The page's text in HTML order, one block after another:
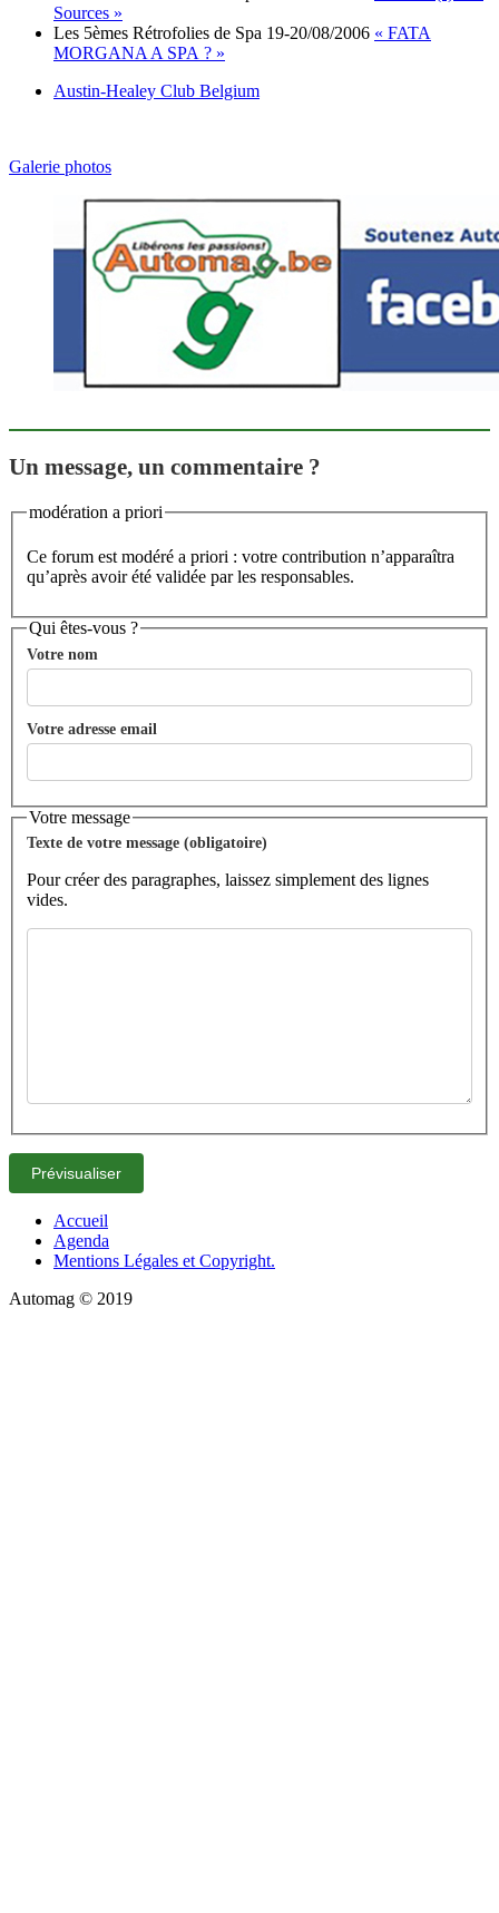
Sources »
Les 5èmes Rétrofolies de Spa 19-20/08/2006 « FATA
MORGANA A SPA ? »
Austin-Healey Club Belgium
Galerie photos
Un message, un commentaire ?
modération a priori
Ce forum est modéré a priori : votre contribution n’apparaîtra
qu’après avoir été validée par les responsables.
Qui êtes-vous ?
Votre nom
Votre adresse email
Votre message
Texte de votre message (obligatoire)
Pour créer des paragraphes, laissez simplement des lignes
vides.
Accueil
Agenda
Mentions Légales et Copyright.
Automag © 2019